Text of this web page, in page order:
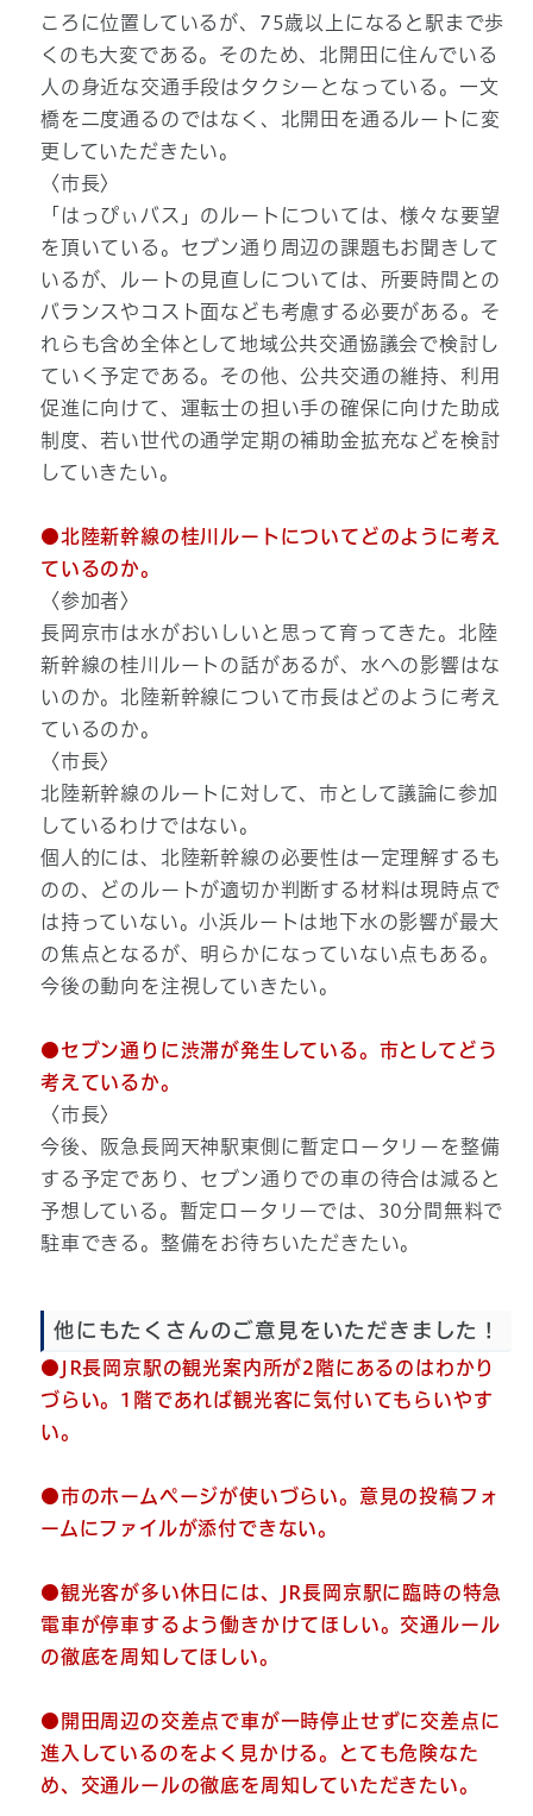
ころに位置しているが、75歳以上になると駅まで歩
くのも大変である。そのため、北開田に住んでいる
人の身近な交通手段はタクシーとなっている。一文
橋を二度通るのではなく、北開田を通るルートに変
更していただきたい。
〈市長〉
「はっぴぃバス」のルートについては、様々な要望
を頂いている。セブン通り周辺の課題もお聞きして
いるが、ルートの見直しについては、所要時間との
バランスやコスト面なども考慮する必要がある。そ
れらも含め全体として地域公共交通協議会で検討し
ていく予定である。その他、公共交通の維持、利用
促進に向けて、運転士の担い手の確保に向けた助成
制度、若い世代の通学定期の補助金拡充などを検討
していきたい。
●北陸新幹線の桂川ルートについてどのように考え
ているのか。
〈参加者〉
長岡京市は水がおいしいと思って育ってきた。北陸
新幹線の桂川ルートの話があるが、水への影響はな
いのか。北陸新幹線について市長はどのように考え
ているのか。
〈市長〉
北陸新幹線のルートに対して、市として議論に参加
しているわけではない。
個人的には、北陸新幹線の必要性は一定理解するも
のの、どのルートが適切か判断する材料は現時点で
は持っていない。小浜ルートは地下水の影響が最大
の焦点となるが、明らかになっていない点もある。
今後の動向を注視していきたい。
●セブン通りに渋滞が発生している。市としてどう
考えているか。
〈市長〉
今後、阪急長岡天神駅東側に暫定ロータリーを整備
する予定であり、セブン通りでの車の待合は減ると
予想している。暫定ロータリーでは、30分間無料で
駐車できる。整備をお待ちいただきたい。
他にもたくさんのご意見をいただきました！
●JR長岡京駅の観光案内所が2階にあるのはわかり
づらい。1階であれば観光客に気付いてもらいやす
い。
●市のホームページが使いづらい。意見の投稿フォ
ームにファイルが添付できない。
●観光客が多い休日には、JR長岡京駅に臨時の特急
電車が停車するよう働きかけてほしい。交通ルール
の徹底を周知してほしい。
●開田周辺の交差点で車が一時停止せずに交差点に
進入しているのをよく見かける。とても危険なた
め、交通ルールの徹底を周知していただきたい。